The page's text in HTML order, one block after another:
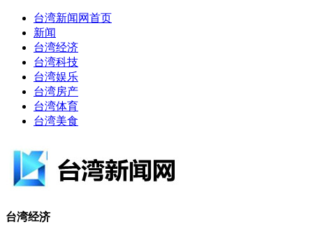
台湾新闻网首页
新闻
台湾经济
台湾科技
台湾娱乐
台湾房产
台湾体育
台湾美食
台湾经济